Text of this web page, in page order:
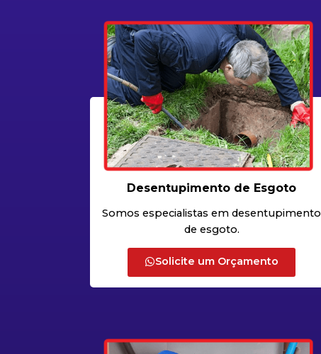
Desentupimento de Esgoto
Somos especialistas em desentupimento
de esgoto.
Solicite um Orçamento